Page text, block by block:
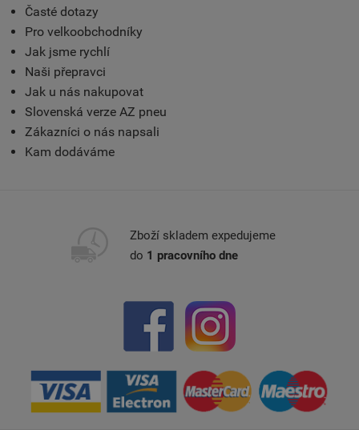
Časté dotazy
Pro velkoobchodníky
Jak jsme rychlí
Naši přepravci
Jak u nás nakupovat
Slovenská verze AZ pneu
Zákazníci o nás napsali
Kam dodáváme
Zboží skladem expedujeme
do 1 pracovního dne